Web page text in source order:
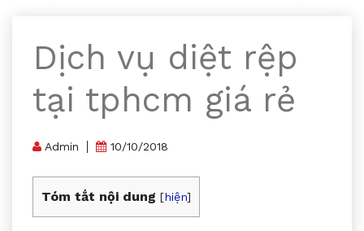
Dịch vụ diệt rệp
tại tphcm giá rẻ
Admin 10/10/2018
Tóm tắt nội dung [hiện]